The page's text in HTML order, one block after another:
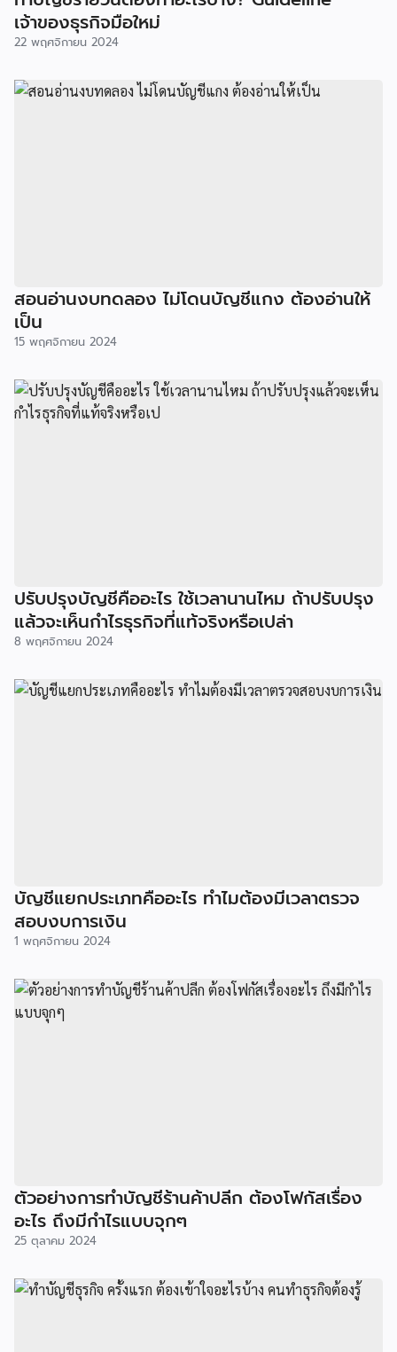
เจ้าของธุรกิจมือใหม่
22 พฤศจิกายน 2024
สอนอ่านงบทดลอง ไม่โดนบัญชีแกง ต้องอ่านให้
เป็น
15 พฤศจิกายน 2024
ปรับปรุงบัญชีคืออะไร ใช้เวลานานไหม ถ้าปรับปรุง
แล้วจะเห็นกำไรธุรกิจที่แท้จริงหรือเปล่า
8 พฤศจิกายน 2024
บัญชีแยกประเภทคืออะไร ทำไมต้องมีเวลาตรวจ
สอบงบการเงิน
1 พฤศจิกายน 2024
ตัวอย่างการทำบัญชีร้านค้าปลีก ต้องโฟกัสเรื่อง
อะไร ถึงมีกำไรแบบจุกๆ
25 ตุลาคม 2024